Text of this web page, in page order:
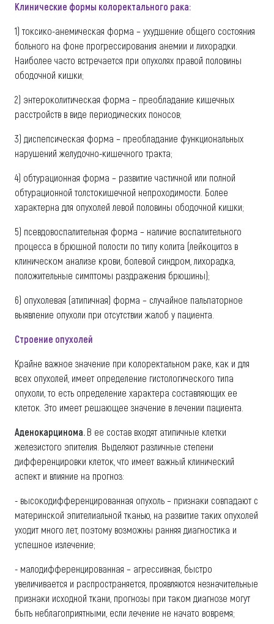
Клинические формы колоректального рака:
1) токсико-анемическая форма – ухудшение общего состояния
больного на фоне прогрессирования анемии и лихорадки.
Наиболее часто встречается при опухолях правой половины
ободочной кишки;
2) энтероколитическая форма – преобладание кишечных
расстройств в виде периодических поносов;
3) диспепсическая форма – преобладание функциональных
нарушений желудочно-кишечного тракта;
4) обтурационная форма – развитие частичной или полной
обтурационной толстокишечной непроходимости. Более
характерна для опухолей левой половины ободочной кишки;
5) псевдовоспалительная форма – наличие воспалительного
процесса в брюшной полости по типу колита (лейкоцитоз в
клиническом анализе крови, болевой синдром, лихорадка,
положительные симптомы раздражения брюшины);
6) опухолевая (атипичная) форма – случайное пальпаторное
выявление опухоли при отсутствии жалоб у пациента.
Строение опухолей
Крайне важное значение при колоректальном раке, как и для
всех опухолей, имеет определение гистологического типа
опухоли, то есть определение характера составляющих ее
клеток. Это имеет решающее значение в лечении пациента.
Аденокарцинома. В ее состав входят атипичные клетки
железистого эпителия. Выделяют различные степени
дифференцировки клеток, что имеет важный клинический
аспект и влияние на прогноз:
- высокодифференцированная опухоль – признаки совпадают с
материнской эпителиальной тканью, на развитие таких опухолей
уходит много лет, поэтому возможны ранняя диагностика и
успешное излечение;
- малодифференцированная – агрессивная, быстро
увеличивается и распространяется, проявляются незначительные
признаки исходной ткани, прогнозы при таком диагнозе могут
быть неблагоприятными, если лечение не начато вовремя;